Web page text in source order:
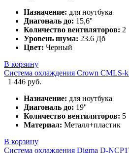
Назначение: для ноутбука
Диагональ до: 15,6''
Количество вентиляторов: 2
Уровень шума: 23.6 Дб
Цвет: Черный
В корзину
Система охлаждения Crown CMLS-
1 446 руб.
Назначение: для ноутбука
Диагональ до: 19''
Количество вентиляторов: 5
Материал: Металл+пластик
В корзину
Система охлаждения Digma D-